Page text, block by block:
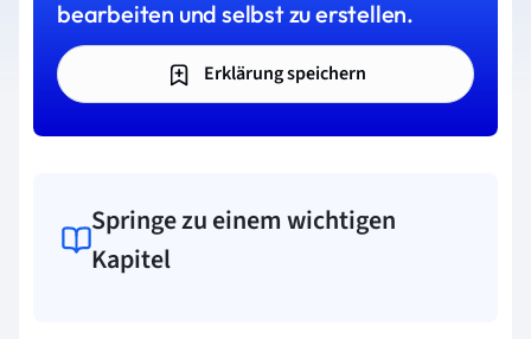
bearbeiten und selbst zu erstellen.
Erklärung speichern
Springe zu einem wichtigen
Kapitel